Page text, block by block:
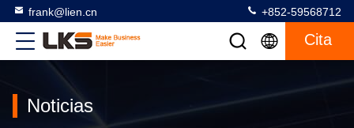
frank@lien.cn +852-59568712
Cita
Noticias